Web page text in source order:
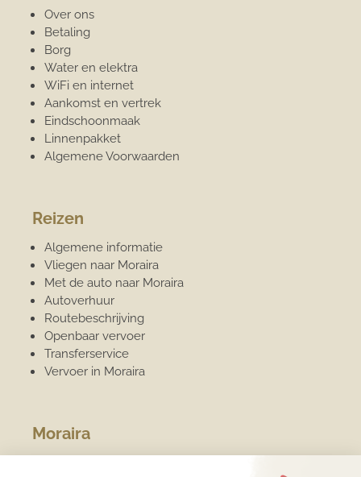
Over ons
Betaling
Borg
Water en elektra
WiFi en internet
Aankomst en vertrek
Eindschoonmaak
Linnenpakket
Algemene Voorwaarden
Reizen
Algemene informatie
Vliegen naar Moraira
Met de auto naar Moraira
Autoverhuur
Routebeschrijving
Openbaar vervoer
Transferservice
Vervoer in Moraira
Moraira